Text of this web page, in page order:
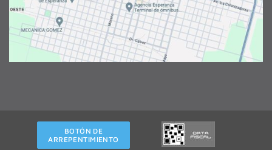
BOTÓN DE
ARREPENTIMIENTO